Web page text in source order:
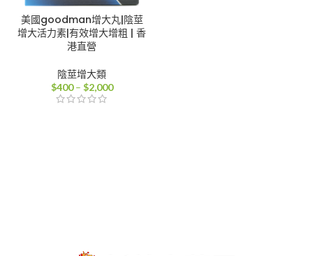
美國goodman增大丸|陰莖
增大活力素|有效增大增粗 | 香
港直營
陰莖增大類
$400 – $2,000價